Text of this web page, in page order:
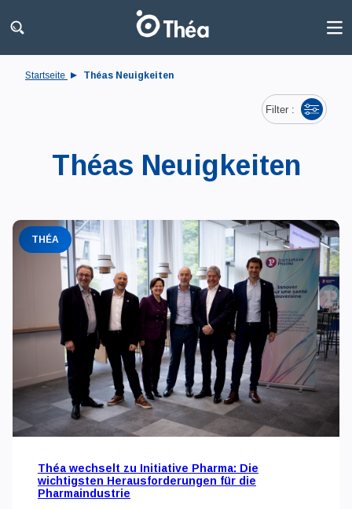
Startseite Théas Neuigkeiten
Théas Neuigkeiten
Filter :
THÉA
Théa wechselt zu Initiative Pharma: Die
wichtigsten Herausforderungen für die
Pharmaindustrie